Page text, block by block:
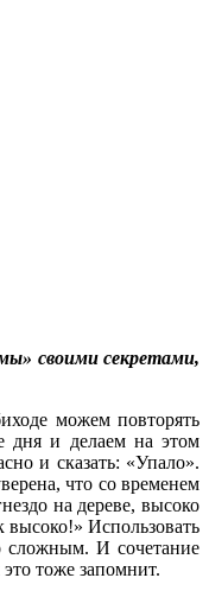
своими секретами,
можем повторять
дня и делаем на этом
и сказать: «Упало».
что со временем
на дереве, высоко
высоко!» Использовать
сложным. И сочетание
тоже запомнит.